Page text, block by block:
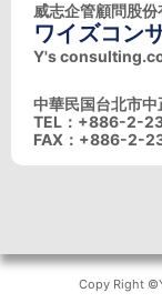
威志企管顧問股份
ワイズコン
Y's
中華民国台北市
TEL：+886-2-
FAX：+886-2-
Copy Right